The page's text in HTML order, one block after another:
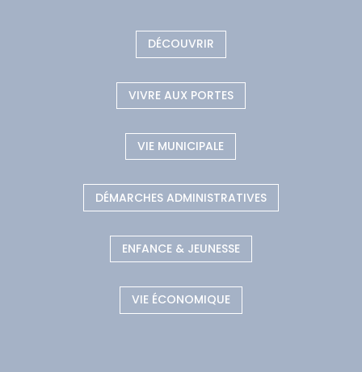
DÉCOUVRIR
VIVRE AUX PORTES
VIE MUNICIPALE
DÉMARCHES ADMINISTRATIVES
ENFANCE & JEUNESSE
VIE ÉCONOMIQUE